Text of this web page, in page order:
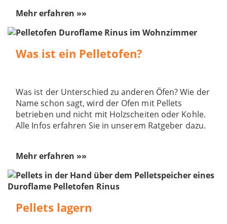
Mehr erfahren »»
Was ist ein Pelletofen?
Was ist der Unterschied zu anderen Öfen? Wie der
Name schon sagt, wird der Ofen mit Pellets
betrieben und nicht mit Holzscheiten oder Kohle.
Alle Infos erfahren Sie in unserem Ratgeber dazu.
Mehr erfahren »»
Pellets lagern